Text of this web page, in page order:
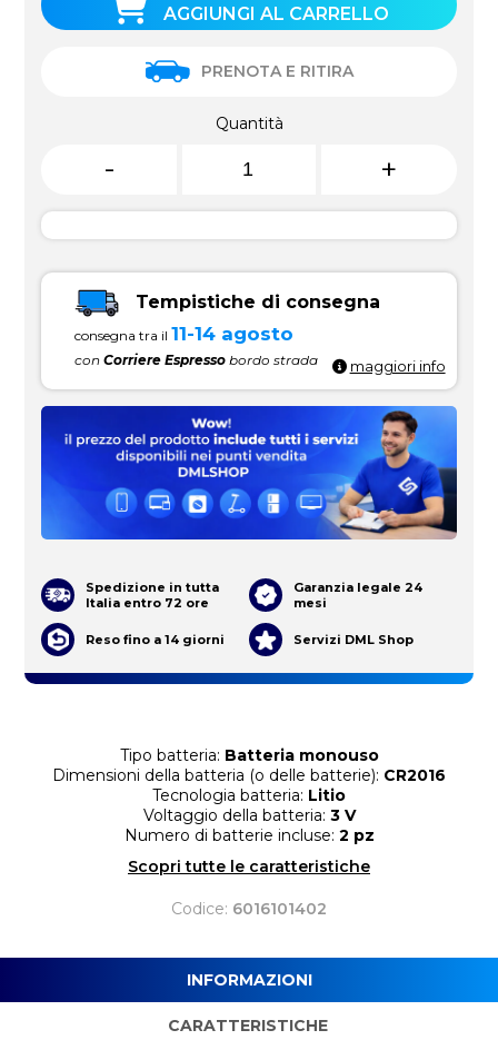
Tipo batteria: Batteria monouso
Dimensioni della batteria (o delle batterie): CR2016
Tecnologia batteria: Litio
Voltaggio della batteria: 3 V
Numero di batterie incluse: 2 pz
Scopri tutte le caratteristiche
Codice: 6016101402
AGGIUNGI AL CARRELLO
PRENOTA E RITIRA
Quantità
- +
Tempistiche di consegna
consegna tra il 11-14 agosto
conCorriere Espresso bordo strada maggiori info
Spedizione in tutta
Italia entro 72 ore
Garanzia legale 24
mesi
Reso fino a 14 giorni Servizi DML Shop
INFORMAZIONI
CARATTERISTICHE